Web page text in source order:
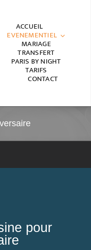
ACCUEIL
EVENEMENTIEL
MARIAGE
TRANSFERT
PARIS BY NIGHT
TARIFS
CONTACT
pour